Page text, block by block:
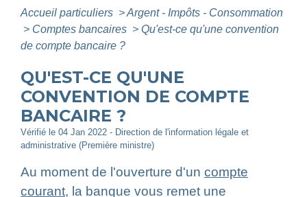
Accueil particuliers >Argent - Impôts - Consommation
> Comptes bancaires > Qu'est-ce qu'une convention
de compte bancaire ?
QU'EST-CE QU'UNE
CONVENTION DE COMPTE
BANCAIRE ?
Vérifié le 04 Jan 2022 - Direction de l'information légale et
administrative (Première ministre)
Au moment de l'ouverture d'un compte
courant, la banque vous remet une